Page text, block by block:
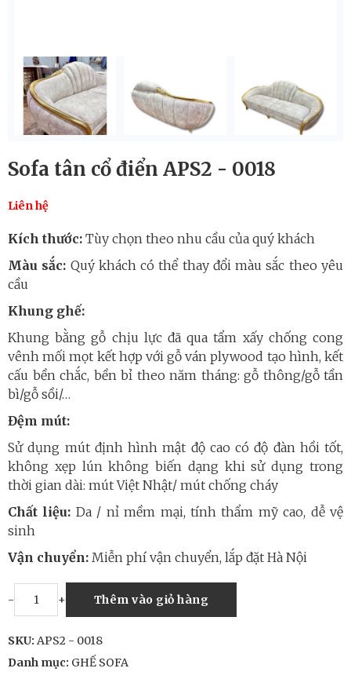
Sofa tân cổ điển APS2 - 0018
Liên hệ
Kích thước: Tùy chọn theo nhu cầu của quý khách
Màu sắc: Quý khách có thể thay đổi màu sắc theo yêu
cầu
Khung ghế:
Khung bằng gỗ chịu lực đã qua tẩm xấy chống cong
vênh mối mọt kết hợp với gỗ ván plywood tạo hình, kết
cấu bền chắc, bền bỉ theo năm tháng: gỗ thông/gỗ tần
bì/gỗ sồi/…
Đệm mút:
Sử dụng mút định hình mật độ cao có độ đàn hồi tốt,
không xẹp lún không biến dạng khi sử dụng trong
thời gian dài: mút Việt Nhật/ mút chống cháy
Chất liệu: Da / nỉ mềm mại, tính thẩm mỹ cao, dễ vệ
sinh
Vận chuyển: Miễn phí vận chuyển, lắp đặt Hà Nội
- + Thêm vào giỏ hàng
SKU: APS2 - 0018
Danh mục: GHẾ SOFA